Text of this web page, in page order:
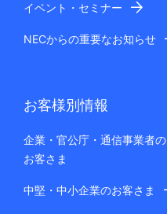
イベント・セミナー
NECからの重要なお知らせ
お客様別情報
企業・官公庁・通信事業者の
お客さま
中堅・中小企業のお客さま